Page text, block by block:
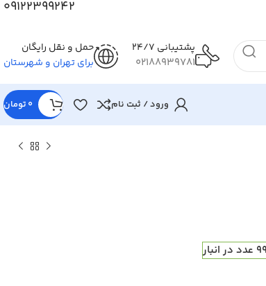
09122399242
پشتیبانی 24/7
02188939781
حمل و نقل رایگان
برای تهران و شهرستان
ورود / ثبت نام 0 تومان
99 عدد در انبار